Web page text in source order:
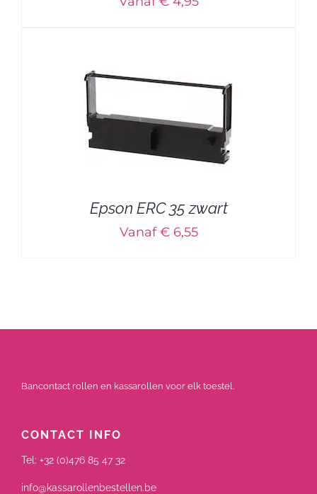
Epson ERC 35 zwart
Vanaf € 6,55
Bancontact rollen en kassarollen voor elk toestel.
CONTACT INFO
Tel: +32 (0)476 85 47 32
info@kassarollenbestellen.be